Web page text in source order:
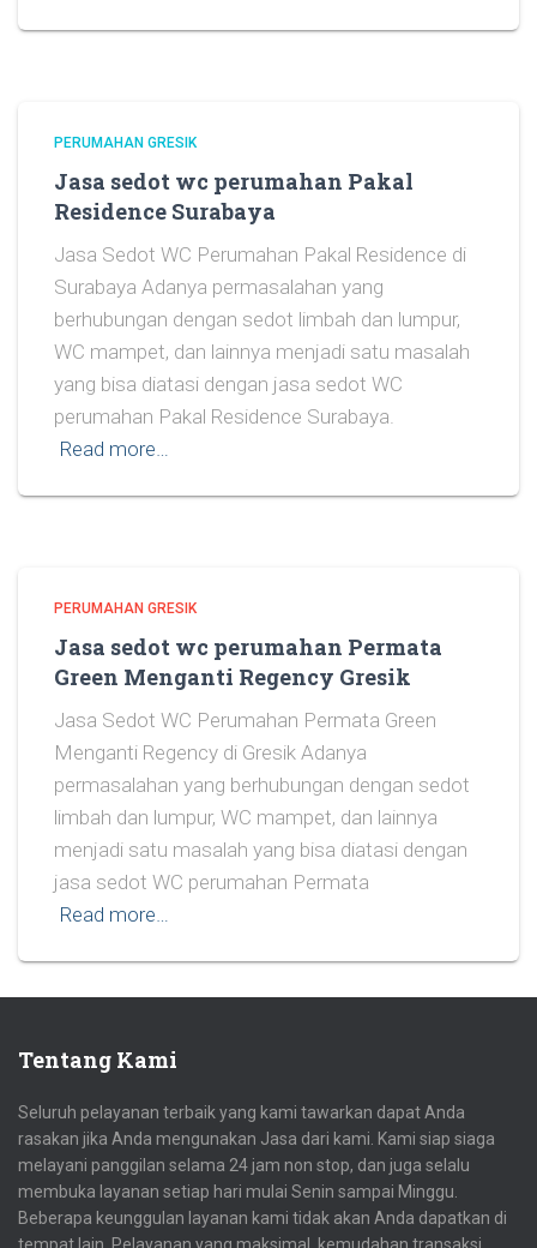
PERUMAHAN GRESIK
Jasa sedot wc perumahan Pakal
Residence Surabaya
Jasa Sedot WC Perumahan Pakal Residence di
Surabaya Adanya permasalahan yang
berhubungan dengan sedot limbah dan lumpur,
WC mampet, dan lainnya menjadi satu masalah
yang bisa diatasi dengan jasa sedot WC
perumahan Pakal Residence Surabaya.
Read more…
PERUMAHAN GRESIK
Jasa sedot wc perumahan Permata
Green Menganti Regency Gresik
Jasa Sedot WC Perumahan Permata Green
Menganti Regency di Gresik Adanya
permasalahan yang berhubungan dengan sedot
limbah dan lumpur, WC mampet, dan lainnya
menjadi satu masalah yang bisa diatasi dengan
jasa sedot WC perumahan Permata
Read more…
Tentang Kami
Seluruh pelayanan terbaik yang kami tawarkan dapat Anda
rasakan jika Anda mengunakan Jasa dari kami. Kami siap siaga
melayani panggilan selama 24 jam non stop, dan juga selalu
membuka layanan setiap hari mulai Senin sampai Minggu.
Beberapa keunggulan layanan kami tidak akan Anda dapatkan di